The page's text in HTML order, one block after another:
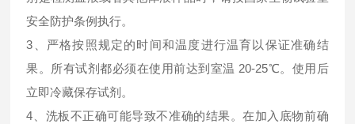
安全防护条例执行。
3、严格按照规定的时间和温度进行温育以保证准确结
果。所有试剂都必须在使用前达到室温 20-25℃。使用后
立即冷藏保存试剂。
4、洗板不正确可能导致不准确的结果。在加入底物前确